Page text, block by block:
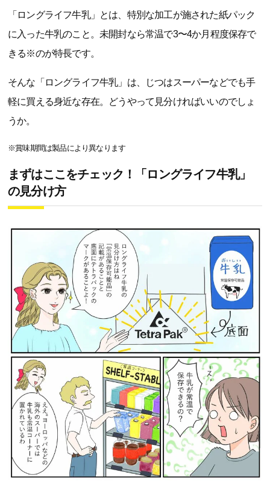
「ロングライフ牛乳」とは、特別な加工が施された紙パック
に入った牛乳のこと。未開封なら常温で3〜4か月程度保存で
きる※のが特長です。
そんな「ロングライフ牛乳」は、じつはスーパーなどでも手
軽に買える身近な存在。どうやって見分ければいいのでしょ
うか。
※賞味期間は製品により異なります
まずはここをチェック！「ロングライフ牛乳」
の見分け方